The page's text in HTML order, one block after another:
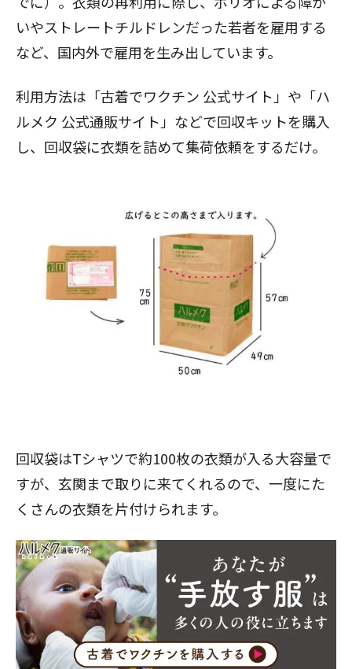
いやストレートチルドレンだった若者を雇用する
など、国内外で雇用を生み出しています。
利用方法は「古着でワクチン 公式サイト」や「ハ
ルメク 公式通販サイト 」などで回収キットを購入
し、回収袋に衣類を詰めて集荷依頼をするだけ。
回収袋はTシャツで約100枚の衣類が入る大容量で
すが、玄関まで取りに来てくれるので、一度にた
くさんの衣類を片付けられます。